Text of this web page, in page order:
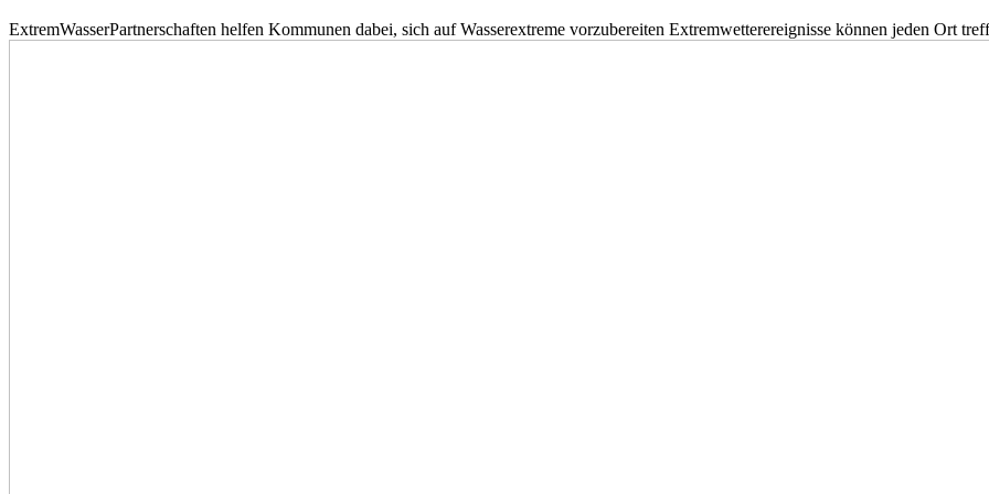
ExtremWasserPartnerschaften helfen Kommunen dabei, sich auf Wasserextreme vorzubereiten Extremwetterereignisse können jeden Ort